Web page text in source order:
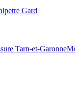
Gard
Tarn-et-Garonne